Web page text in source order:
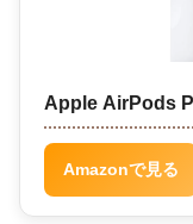
Apple AirPods
Amazonで見る